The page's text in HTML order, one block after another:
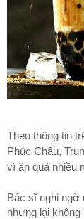
Theo thông tin
Phúc Châu,
vì ăn quá nhiều
Bác sĩ nghi ngờ
nhưng lại